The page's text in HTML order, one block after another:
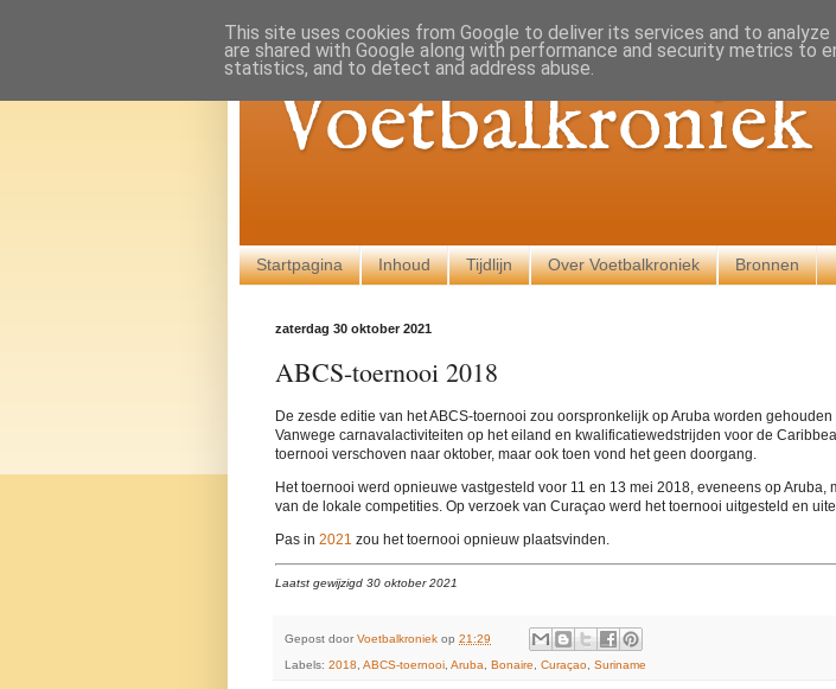
Voetbalkroniek
Startpagina Inhoud Tijdlijn Over Voetbalkroniek Bronnen
zaterdag 30 oktober 2021
ABCS-toernooi 2018
De zesde editie van het ABCS-toernooi zou oorspronkelijk op Aruba worden
Vanwege carnavalactiviteiten op het eiland en kwalificatiewedstrijden voor de
toernooi verschoven naar oktober, maar ook toen vond het geen doorgang.
Het toernooi werd opnieuwe vastgesteld voor 11 en 13 mei 2018, eveneens op Aruba,
van de lokale competities. Op verzoek van Curaçao werd het toernooi uitgesteld en
Pas in 2021 zou het toernooi opnieuw plaatsvinden.
Laatst gewijzigd 30 oktober 2021
Gepost door Voetbalkroniek op 21:29
Labels: 2018, ABCS-toernooi, Aruba, Bonaire, Curaçao, Suriname
This site uses cookies from Google to deliver its services and to
are shared with Google along with performance and security metrics to
statistics, and to detect and address abuse.